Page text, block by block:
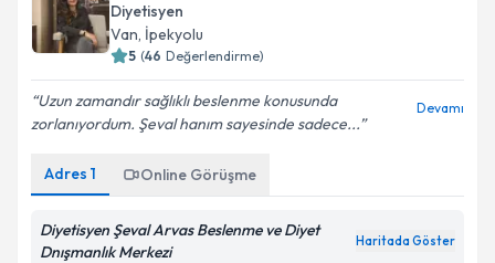
Diyetisyen
Van, İpekyolu
5 (46 Değerlendirme)
Uzun zamandır sağlıklı beslenme konusunda
zorlanıyordum. Şeval hanım sayesinde sadece...
Devamı
Adres 1 Online Görüşme
Diyetisyen Şeval Arvas Beslenme ve Diyet
Dnışmanlık Merkezi
Haritada Göster